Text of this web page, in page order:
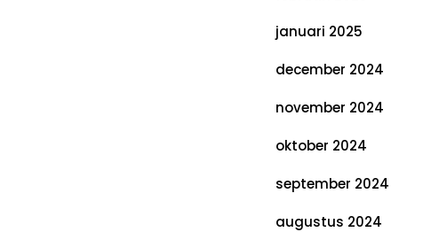
januari 2025
december 2024
november 2024
oktober 2024
september 2024
augustus 2024